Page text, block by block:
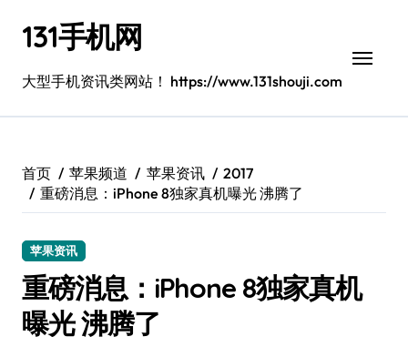
131手机网
大型手机资讯类网站！ https://www.131shouji.com
首页 苹果频道 苹果资讯
2017
重磅消息：iPhone 8独家真机曝光 沸腾了
苹果资讯
重磅消息：iPhone 8独家真机
曝光 沸腾了